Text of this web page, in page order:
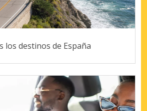
los destinos de España